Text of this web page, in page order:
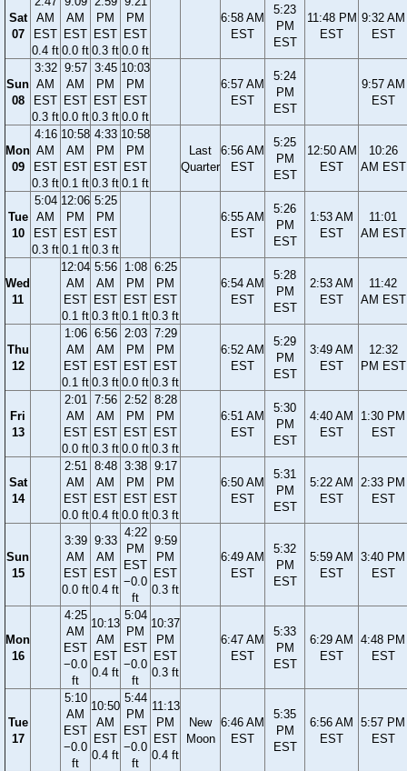
Sat
07
AM
EST
0.4 ft
AM
EST
0.0 ft
PM
EST
0.3 ft
PM
EST
0.0 ft
6:58 AM
EST
5:23
PM
EST
11:48 PM
EST
9:32 AM
EST
Sun
08
3:32
AM
EST
0.3 ft
9:57
AM
EST
0.0 ft
3:45
PM
EST
0.3 ft
10:03
PM
EST
0.0 ft
6:57 AM
EST
5:24
PM
EST
9:57 AM
EST
Mon
09
4:16
AM
EST
0.3 ft
10:58
AM
EST
0.1 ft
4:33
PM
EST
0.3 ft
10:58
PM
EST
0.1 ft
Last
Quarter
6:56 AM
EST
5:25
PM
EST
12:50 AM
EST
10:26
AM EST
Tue
10
5:04
AM
EST
0.3 ft
12:06
PM
EST
0.1 ft
5:25
PM
EST
0.3 ft
6:55 AM
EST
5:26
PM
EST
1:53 AM
EST
11:01
AM EST
Wed
11
12:04
AM
EST
0.1 ft
5:56
AM
EST
0.3 ft
1:08
PM
EST
0.1 ft
6:25
PM
EST
0.3 ft
6:54 AM
EST
5:28
PM
EST
2:53 AM
EST
11:42
AM EST
Thu
12
1:06
AM
EST
0.1 ft
6:56
AM
EST
0.3 ft
2:03
PM
EST
0.0 ft
7:29
PM
EST
0.3 ft
6:52 AM
EST
5:29
PM
EST
3:49 AM
EST
12:32
PM EST
Fri
13
2:01
AM
EST
0.0 ft
7:56
AM
EST
0.3 ft
2:52
PM
EST
0.0 ft
8:28
PM
EST
0.3 ft
6:51 AM
EST
5:30
PM
EST
4:40 AM
EST
1:30 PM
EST
Sat
14
2:51
AM
EST
0.0 ft
8:48
AM
EST
0.4 ft
3:38
PM
EST
0.0 ft
9:17
PM
EST
0.3 ft
6:50 AM
EST
5:31
PM
EST
5:22 AM
EST
2:33 PM
EST
Sun
15
3:39
AM
EST
0.0 ft
9:33
AM
EST
0.4 ft
4:22
PM
EST
−0.0
ft
9:59
PM
EST
0.3 ft
6:49 AM
EST
5:32
PM
EST
5:59 AM
EST
3:40 PM
EST
Mon
16
4:25
AM
EST
−0.0
ft
10:13
AM
EST
0.4 ft
5:04
PM
EST
−0.0
ft
10:37
PM
EST
0.3 ft
6:47 AM
EST
5:33
PM
EST
6:29 AM
EST
4:48 PM
EST
Tue
17
5:10
AM
EST
−0.0
ft
10:50
AM
EST
0.4 ft
5:44
PM
EST
−0.0
ft
11:13
PM
EST
0.4 ft
New
Moon
6:46 AM
EST
5:35
PM
EST
6:56 AM
EST
5:57 PM
EST